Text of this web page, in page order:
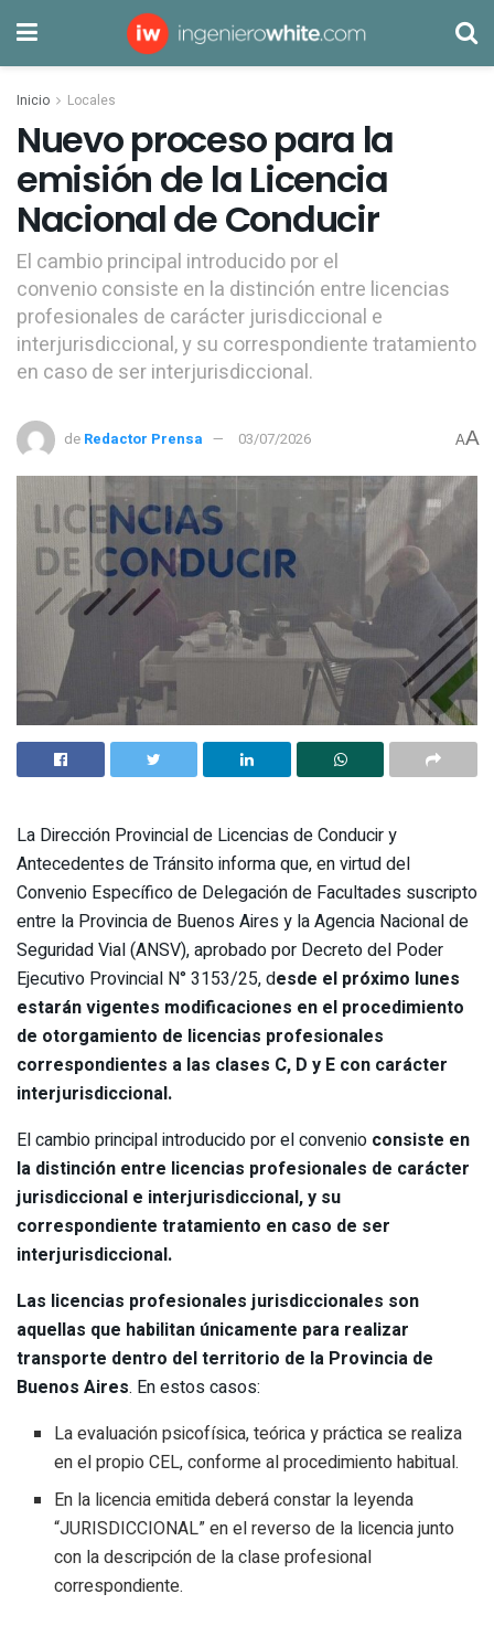
Inicio Locales
Nuevo proceso para la
emisión de la Licencia
Nacional de Conducir
El cambio principal introducido por el
convenio consiste en la distinción entre licencias
profesionales de carácter jurisdiccional e
interjurisdiccional, y su correspondiente tratamiento
en caso de ser interjurisdiccional.
de Redactor Prensa 03/07/2026 AA
La Dirección Provincial de Licencias de Conducir y
Antecedentes de Tránsito informa que, en virtud del
Convenio Específico de Delegación de Facultades suscripto
entre la Provincia de Buenos Aires y la Agencia Nacional de
Seguridad Vial (ANSV), aprobado por Decreto del Poder
Ejecutivo Provincial N° 3153/25, desde el próximo lunes
estarán vigentes modificaciones en el procedimiento
de otorgamiento de licencias profesionales
correspondientes a las clases C, D y E con carácter
interjurisdiccional.
El cambio principal introducido por el convenio consiste en
la distinción entre licencias profesionales de carácter
jurisdiccional e interjurisdiccional, y su
correspondiente tratamiento en caso de ser
interjurisdiccional.
Las licencias profesionales jurisdiccionales son
aquellas que habilitan únicamente para realizar
transporte dentro del territorio de la Provincia de
Buenos Aires. En estos casos:
La evaluación psicofísica, teórica y práctica se realiza
en el propio CEL, conforme al procedimiento habitual.
En la licencia emitida deberá constar la leyenda
“JURISDICCIONAL” en el reverso de la licencia junto
con la descripción de la clase profesional
correspondiente.